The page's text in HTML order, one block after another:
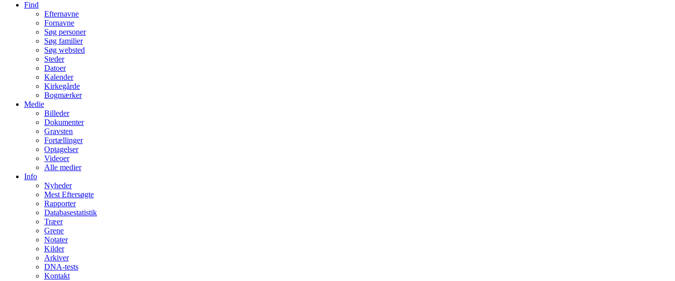
Find
Efternavne
Fornavne
Søg personer
Søg familier
Søg websted
Steder
Datoer
Kalender
Kirkegårde
Bogmærker
Medie
Billeder
Dokumenter
Gravsten
Fortællinger
Optagelser
Videoer
Alle medier
Info
Nyheder
Mest Eftersøgte
Rapporter
Databasestatistik
Træer
Grene
Notater
Kilder
Arkiver
DNA-tests
Kontakt